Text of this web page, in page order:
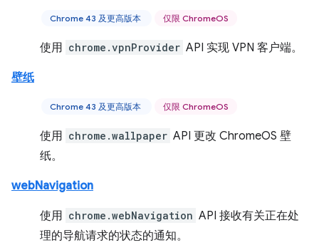
Chrome 43 及更高版本 仅限 ChromeOS
使用 chrome.vpnProvider API 实现 VPN 客户端。
壁纸
Chrome 43 及更高版本 仅限 ChromeOS
使用 chrome.wallpaper API 更改 ChromeOS 壁
纸。
webNavigation
使用 chrome.webNavigation API 接收有关正在处
理的导航请求的状态的通知。